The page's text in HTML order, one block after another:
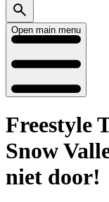
Open main menu
Freestyle
Snow
niet door!